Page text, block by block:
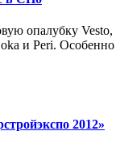
опалубку
и Peri.
2012»